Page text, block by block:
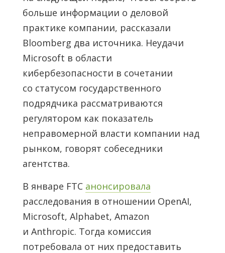
больше информации о деловой
практике компании, рассказали
Bloomberg два источника. Неудачи
Microsoft в области
кибербезопасности в сочетании
со статусом государственного
подрядчика рассматриваются
регулятором как показатель
неправомерной власти компании над
рынком, говорят собеседники
агентства.
В январе FTC анонсировала
расследования в отношении OpenAI,
Microsoft, Alphabet, Amazon
и Anthropic. Тогда комиссия
потребовала от них предоставить